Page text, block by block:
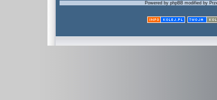
Powered by phpBB modified by